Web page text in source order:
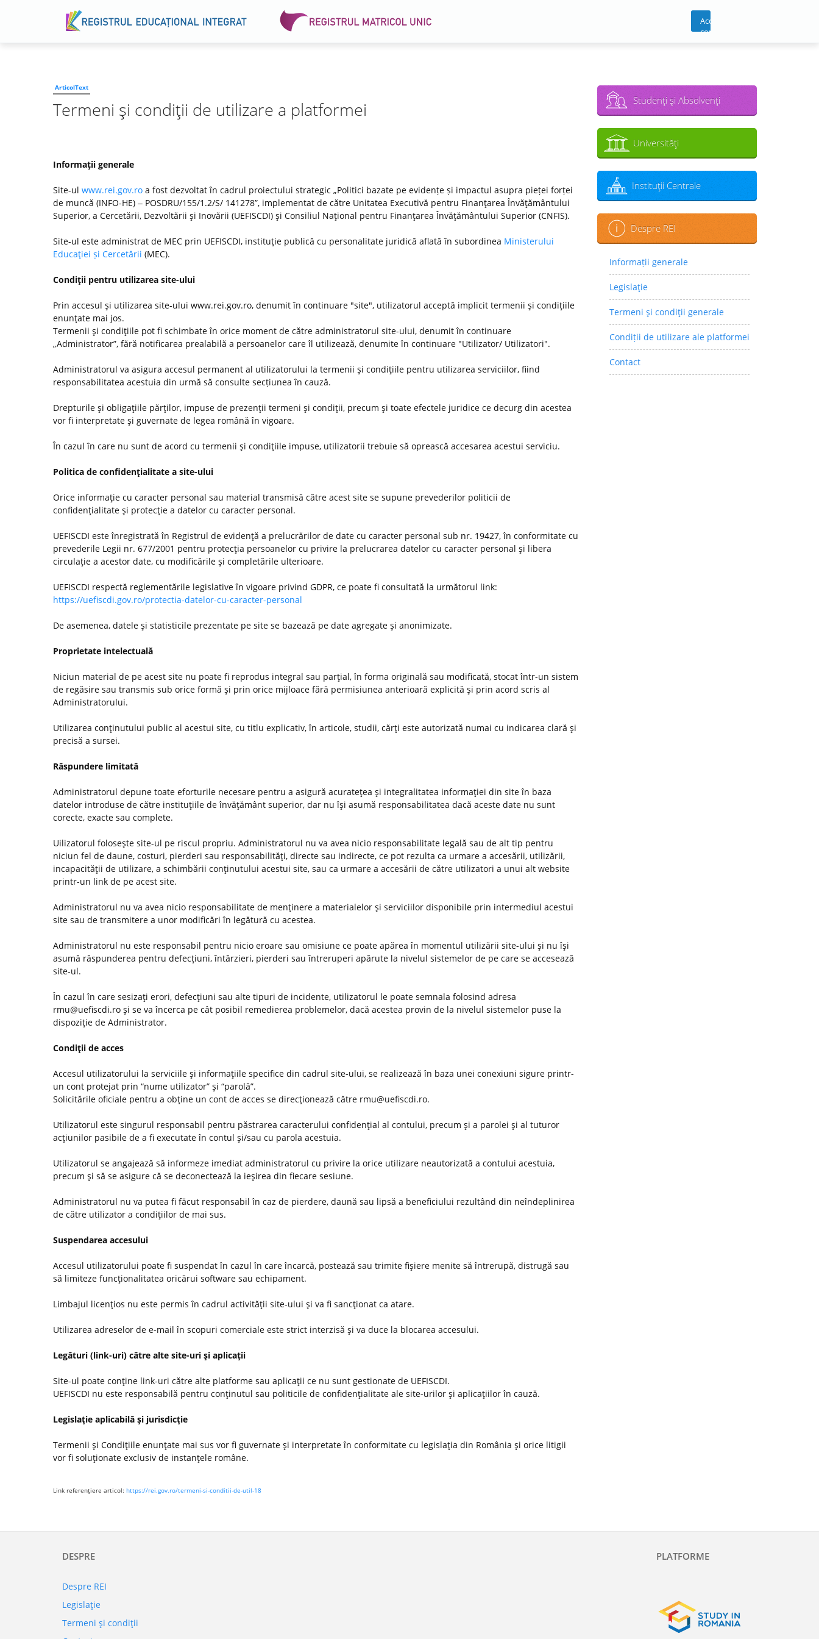
Acces
cont
ArticolText
Termeni şi condiţii de utilizare a platformei
Informaţii generale
Site-ul www.rei.gov.ro a fost dezvoltat în cadrul proiectului strategic „Politici bazate pe evidențe și impactul asupra pieței forței
de muncă (INFO-HE) ‒ POSDRU/155/1.2/S/ 141278”, implementat de către Unitatea Executivă pentru Finanţarea Învăţământului
Superior, a Cercetării, Dezvoltării şi Inovării (UEFISCDI) şi Consiliul Naţional pentru Finanţarea Învăţământului Superior (CNFIS).
Site-ul este administrat de MEC prin UEFISCDI, instituţie publică cu personalitate juridică aflată în subordinea Ministerului
Educaţiei și Cercetării (MEC).
Condiţii pentru utilizarea site-ului
Prin accesul şi utilizarea site-ului www.rei.gov.ro, denumit în continuare "site", utilizatorul acceptă implicit termenii şi condiţiile
enunţate mai jos.
Termenii şi condiţiile pot fi schimbate în orice moment de către administratorul site-ului, denumit în continuare
„Administrator”, fără notificarea prealabilă a persoanelor care îl utilizează, denumite în continuare "Utilizator/ Utilizatori".
Administratorul va asigura accesul permanent al utilizatorului la termenii şi condiţiile pentru utilizarea serviciilor, fiind
responsabilitatea acestuia din urmă să consulte secțiunea în cauză.
Drepturile şi obligaţiile părţilor, impuse de prezenţii termeni şi condiţii, precum şi toate efectele juridice ce decurg din acestea
vor fi interpretate şi guvernate de legea română în vigoare.
În cazul în care nu sunt de acord cu termenii şi condiţiile impuse, utilizatorii trebuie să oprească accesarea acestui serviciu.
Politica de confidenţialitate a site-ului
Orice informaţie cu caracter personal sau material transmisă către acest site se supune prevederilor politicii de
confidenţialitate şi protecţie a datelor cu caracter personal.
UEFISCDI este înregistrată în Registrul de evidenţă a prelucrărilor de date cu caracter personal sub nr. 19427, în conformitate cu
prevederile Legii nr. 677/2001 pentru protecţia persoanelor cu privire la prelucrarea datelor cu caracter personal şi libera
circulaţie a acestor date, cu modificările şi completările ulterioare.
UEFISCDI respectă reglementările legislative în vigoare privind GDPR, ce poate fi consultată la următorul link:
https://uefiscdi.gov.ro/protectia-datelor-cu-caracter-personal
De asemenea, datele şi statisticile prezentate pe site se bazează pe date agregate şi anonimizate.
Proprietate intelectuală
Niciun material de pe acest site nu poate fi reprodus integral sau parţial, în forma originală sau modificată, stocat într-un sistem
de regăsire sau transmis sub orice formă şi prin orice mijloace fără permisiunea anterioară explicită şi prin acord scris al
Administratorului.
Utilizarea conţinutului public al acestui site, cu titlu explicativ, în articole, studii, cărţi este autorizată numai cu indicarea clară şi
precisă a sursei.
Răspundere limitată
Administratorul depune toate eforturile necesare pentru a asigură acurateţea şi integralitatea informaţiei din site în baza
datelor introduse de către instituţiile de învăţământ superior, dar nu îşi asumă responsabilitatea dacă aceste date nu sunt
corecte, exacte sau complete.
Uilizatorul foloseşte site-ul pe riscul propriu. Administratorul nu va avea nicio responsabilitate legală sau de alt tip pentru
niciun fel de daune, costuri, pierderi sau responsabilităţi, directe sau indirecte, ce pot rezulta ca urmare a accesării, utilizării,
incapacităţii de utilizare, a schimbării conţinutului acestui site, sau ca urmare a accesării de către utilizatori a unui alt website
printr-un link de pe acest site.
Administratorul nu va avea nicio responsabilitate de menţinere a materialelor şi serviciilor disponibile prin intermediul acestui
site sau de transmitere a unor modificări în legătură cu acestea.
Administratorul nu este responsabil pentru nicio eroare sau omisiune ce poate apărea în momentul utilizării site-ului şi nu îşi
asumă răspunderea pentru defecţiuni, întârzieri, pierderi sau întreruperi apărute la nivelul sistemelor de pe care se accesează
site-ul.
În cazul în care sesizaţi erori, defecţiuni sau alte tipuri de incidente, utilizatorul le poate semnala folosind adresa
rmu@uefiscdi.ro şi se va încerca pe cât posibil remedierea problemelor, dacă acestea provin de la nivelul sistemelor puse la
dispoziţie de Administrator.
Condiţii de acces
Accesul utilizatorului la serviciile şi informaţiile specifice din cadrul site-ului, se realizează în baza unei conexiuni sigure printr-
un cont protejat prin “nume utilizator” şi “parolă”.
Solicitările oficiale pentru a obţine un cont de acces se direcţionează către rmu@uefiscdi.ro.
Utilizatorul este singurul responsabil pentru păstrarea caracterului confidenţial al contului, precum şi a parolei şi al tuturor
acţiunilor pasibile de a fi executate în contul şi/sau cu parola acestuia.
Utilizatorul se angajează să informeze imediat administratorul cu privire la orice utilizare neautorizată a contului acestuia,
precum şi să se asigure că se deconectează la ieşirea din fiecare sesiune.
Administratorul nu va putea fi făcut responsabil în caz de pierdere, daună sau lipsă a beneficiului rezultând din neîndeplinirea
de către utilizator a condiţiilor de mai sus.
Suspendarea accesului
Accesul utilizatorului poate fi suspendat în cazul în care încarcă, postează sau trimite fişiere menite să întrerupă, distrugă sau
să limiteze funcţionalitatea oricărui software sau echipament.
Limbajul licenţios nu este permis în cadrul activităţii site-ului şi va fi sancţionat ca atare.
Utilizarea adreselor de e-mail în scopuri comerciale este strict interzisă şi va duce la blocarea accesului.
Legături (link-uri) către alte site-uri şi aplicaţii
Site-ul poate conţine link-uri către alte platforme sau aplicaţii ce nu sunt gestionate de UEFISCDI.
UEFISCDI nu este responsabilă pentru conţinutul sau politicile de confidenţialitate ale site-urilor şi aplicaţiilor în cauză.
Legislaţie aplicabilă şi jurisdicţie
Termenii şi Condiţiile enunţate mai sus vor fi guvernate şi interpretate în conformitate cu legislaţia din România şi orice litigii
vor fi soluţionate exclusiv de instanţele române.
Link referenţiere articol: https://rei.gov.ro/termeni-si-conditii-de-util-18
Studenţi şi Absolvenţi
Universităţi
Instituţii Centrale
Despre REI
Informații generale
Legislaţie
Termeni şi condiţii generale
Condiții de utilizare ale platformei
Contact
DESPRE
Despre REI
Legislaţie
Termeni şi condiţii
PLATFORME